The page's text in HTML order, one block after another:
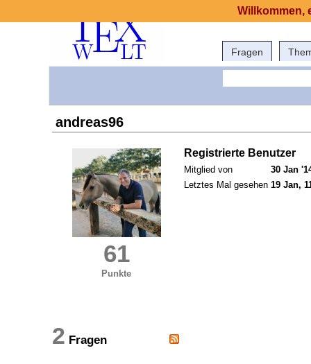
Fragen
andreas96
61
Punkte
Registrierte Benutzer
Mitglied von
30 Jan
Letztes Mal gesehen 19 Jan,
2 Fragen
Willkommen,